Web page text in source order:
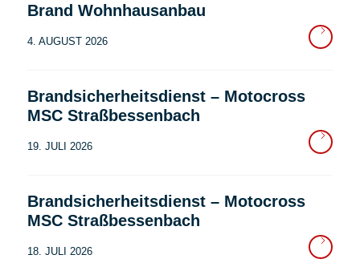
Brand Wohnhausanbau
4. AUGUST 2026
Brandsicherheitsdienst – Motocross
MSC Straßbessenbach
19. JULI 2026
Brandsicherheitsdienst – Motocross
MSC Straßbessenbach
18. JULI 2026